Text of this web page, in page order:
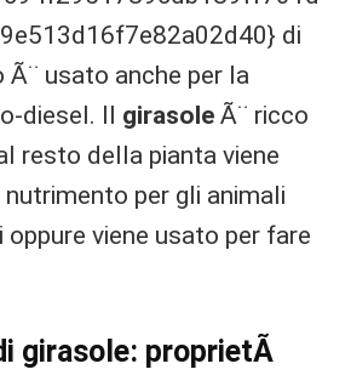
di
usato anche per la
diesel. Il girasole Ã¨ ricco
resto della pianta viene
per gli animali
oppure viene usato per fare
girasole: proprietÃ